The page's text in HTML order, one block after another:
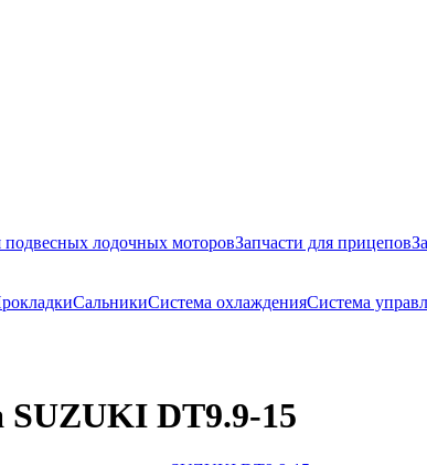
подвесных лодочных моторовЗапчасти для прицепов
СальникиСистема охлажденияСистема
SUZUKI DT9.9-15